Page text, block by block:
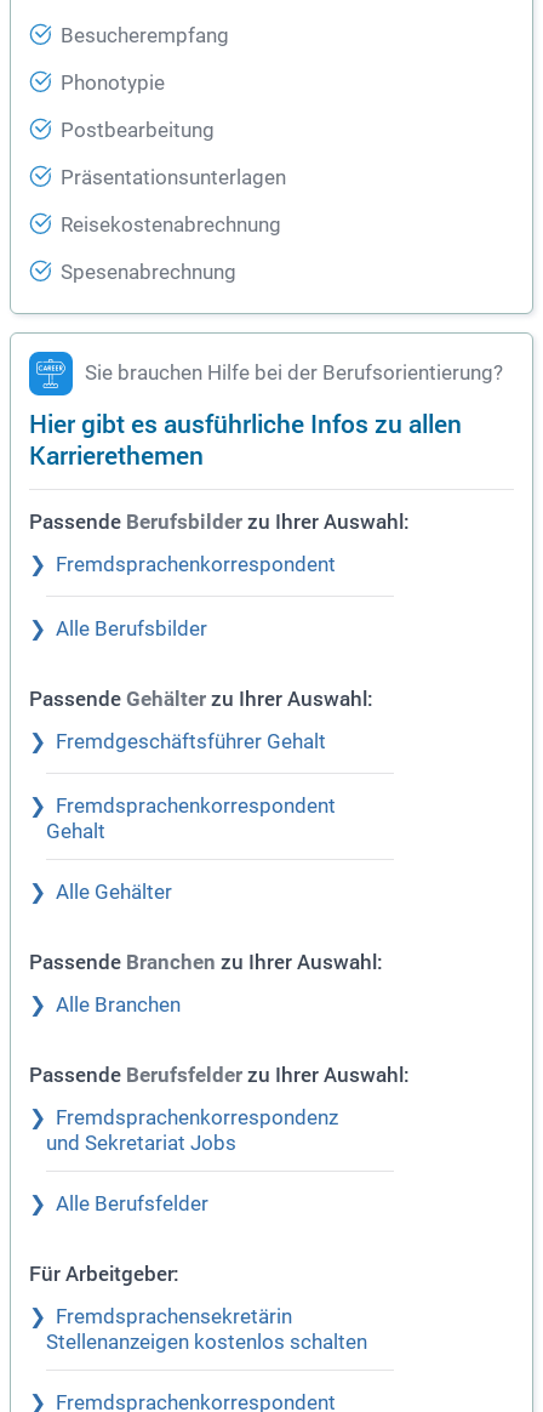
Besucherempfang
Phonotypie
Postbearbeitung
Präsentationsunterlagen
Reisekostenabrechnung
Spesenabrechnung
Sie brauchen Hilfe bei der Berufsorientierung?
Hier gibt es ausführliche Infos zu allen
Karrierethemen
Passende Berufsbilder zu Ihrer Auswahl:
Fremdsprachenkorrespondent
Alle Berufsbilder
Passende Gehälter zu Ihrer Auswahl:
Fremdgeschäftsführer Gehalt
Fremdsprachenkorrespondent
Gehalt
Alle Gehälter
Passende Branchen zu Ihrer Auswahl:
Alle Branchen
Passende Berufsfelder zu Ihrer Auswahl:
Fremdsprachenkorrespondenz
und Sekretariat Jobs
Alle Berufsfelder
Für Arbeitgeber:
Fremdsprachensekretärin
Stellenanzeigen kostenlos schalten
Fremdsprachenkorrespondent